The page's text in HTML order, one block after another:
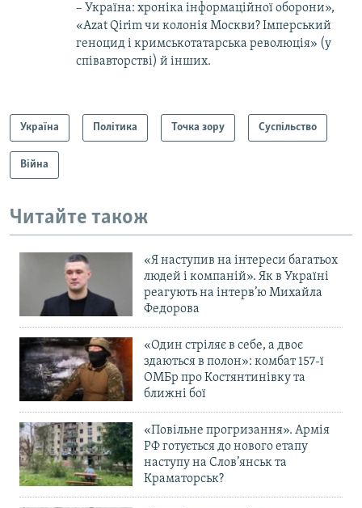
– Україна: хроніка інформаційної оборони»,
«Azat Qirim чи колонія Москви? Імперський
геноцид і кримськотатарська революція» (у
співавторстві) й інших.
Україна Політика Точка зору Суспільство
Війна
Читайте також
«Я наступив на інтереси багатьох
людей і компаній». Як в Україні
реагують на інтерв’ю Михайла
Федорова
«Один стріляє в себе, а двоє
здаються в полон»: комбат 157-ї
ОМБр про Костянтинівку та
ближні бої
«Повільне прогризання». Армія
РФ готується до нового етапу
наступу на Слов’янськ та
Краматорськ?